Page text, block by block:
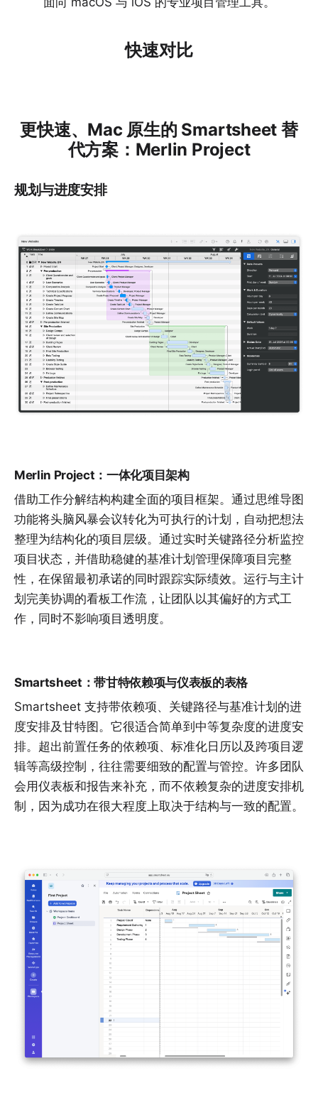
快速对比
更快速、Mac 原生的 Smartsheet 替
代方案：Merlin Project
规划与进度安排
Merlin Project：一体化项目架构
借助工作分解结构构建全面的项目框架。通过思维导图
功能将头脑风暴会议转化为可执行的计划，自动把想法
整理为结构化的项目层级。通过实时关键路径分析监控
项目状态，并借助稳健的基准计划管理保障项目完整
性，在保留最初承诺的同时跟踪实际绩效。运行与主计
划完美协调的看板工作流 ，让团队以其偏好的方式工
作，同时不影响项目透明度。
Smartsheet：带甘特依赖项与仪表板的表格
Smartsheet 支持带依赖项、关键路径与基准计划的进
度安排及甘特图。它很适合简单到中等复杂度的进度安
排。超出前置任务的依赖项、标准化日历以及跨项目逻
辑等高级控制，往往需要细致的配置与管控。许多团队
会用仪表板和报告来补充，而不依赖复杂的进度安排机
制，因为成功在很大程度上取决于结构与一致的配置。